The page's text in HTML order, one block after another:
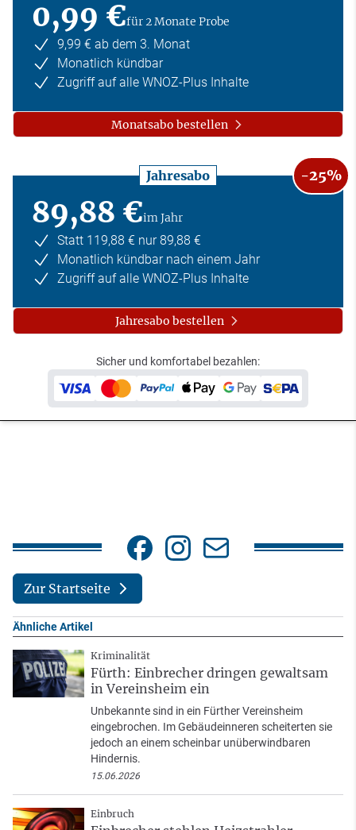
0,99 €für 2 Monate Probe
9,99 € ab dem 3. Monat
Monatlich kündbar
Zugriff auf alle WNOZ-Plus Inhalte
Monatsabo bestellen
Jahresabo -25%
89,88 €im Jahr
Statt 119,88 € nur 89,88 €
Monatlich kündbar nach einem Jahr
Zugriff auf alle WNOZ-Plus Inhalte
Jahresabo bestellen
Sicher und komfortabel bezahlen:
Zur Startseite
Ähnliche Artikel
Kriminalität
Fürth: Einbrecher dringen gewaltsam
in Vereinsheim ein
Unbekannte sind in ein Fürther Vereinsheim
eingebrochen. Im Gebäudeinneren scheiterten sie
jedoch an einem scheinbar unüberwindbaren
Hindernis.
15.06.2026
Einbruch